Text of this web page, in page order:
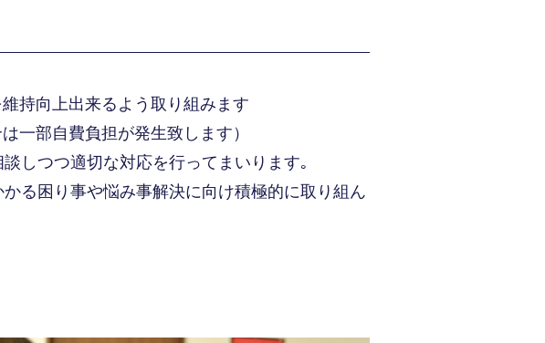
持向上出来るよう取り組みます
一部自費負担が発生致します）
しつつ適切な対応を行ってまいります｡
る困り事や悩み事解決に向け積極的に取り組ん